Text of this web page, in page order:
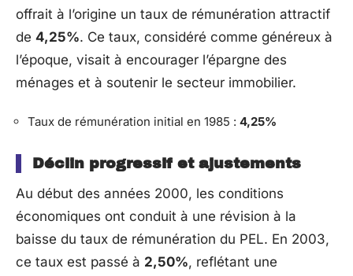
offrait à l’origine un taux de rémunération attractif
de 4,25%. Ce taux, considéré comme généreux à
l’époque, visait à encourager l’épargne des
ménages et à soutenir le secteur immobilier.
Taux de rémunération initial en 1985 : 4,25%
Déclin progressif et ajustements
Au début des années 2000, les conditions
économiques ont conduit à une révision à la
baisse du taux de rémunération du PEL. En 2003,
ce taux est passé à 2,50%, reflétant une